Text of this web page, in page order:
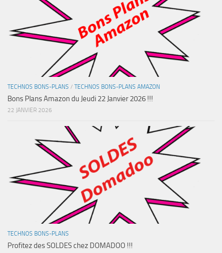
TECHNOS BONS-PLANS / TECHNOS BONS-PLANS AMAZON
Bons Plans Amazon du Jeudi 22 Janvier 2026 !!!
22 JANVIER 2026
TECHNOS BONS-PLANS
Profitez des SOLDES chez DOMADOO !!!